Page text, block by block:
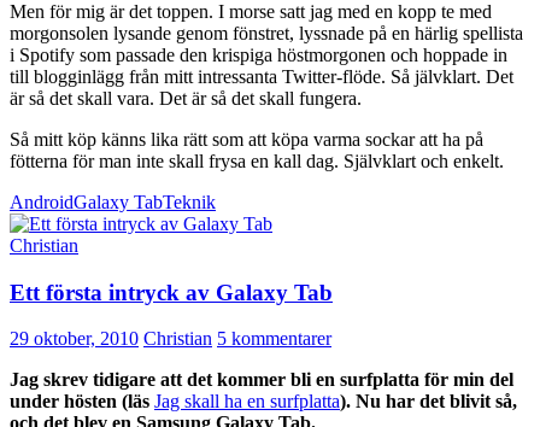
Men för mig är det toppen. I morse satt jag med en kopp te med
morgonsolen lysande genom fönstret, lyssnade på en härlig spellista
i Spotify som passade den krispiga höstmorgonen och hoppade in
till blogginlägg från mitt intressanta Twitter-flöde. Så jälvklart. Det
är så det skall vara. Det är så det skall fungera.
Så mitt köp känns lika rätt som att köpa varma sockar att ha på
fötterna för man inte skall frysa en kall dag. Självklart och enkelt.
AndroidGalaxy TabTeknik
Christian
Ett första intryck av Galaxy Tab
29 oktober, 2010 Christian 5 kommentarer
Jag skrev tidigare att det kommer bli en surfplatta för min del
under hösten (läs Jag skall ha en surfplatta). Nu har det blivit så,